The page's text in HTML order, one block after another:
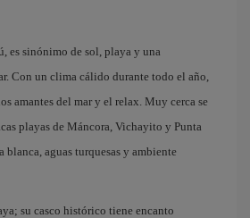
es sinónimo de sol, playa y una
Con un clima cálido durante todo el año,
amantes del mar y el relax. Muy cerca se
playas de Máncora, Vichayito y Punta
blanca, aguas turquesas y ambiente
su casco histórico tiene encanto